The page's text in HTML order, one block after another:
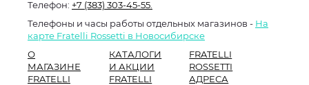
Телефон: +7 (383) 303-45-55.
Телефоны и часы работы отдельных магазинов - На
карте Fratelli Rossetti в Новосибирске
О
МАГАЗИНЕ
FRATELLI
КАТАЛОГИ
И АКЦИИ
FRATELLI
FRATELLI
ROSSETTI
АДРЕСА